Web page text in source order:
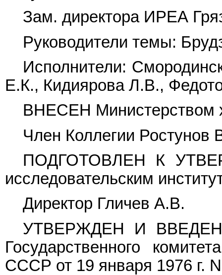
Зам. директора ИРЕА
Руководители темы:
Исполнители:
Е.К., Кидиярова Л.В.,
ВНЕСЕН Министерством
Член Коллегии Ростунов
ПОДГОТОВЛЕН К
исследовательским
Директор Гличев А.В.
УТВЕРЖДЕН И ВВЕДЕН
Государственного
СССР от 19 января 1976 г.